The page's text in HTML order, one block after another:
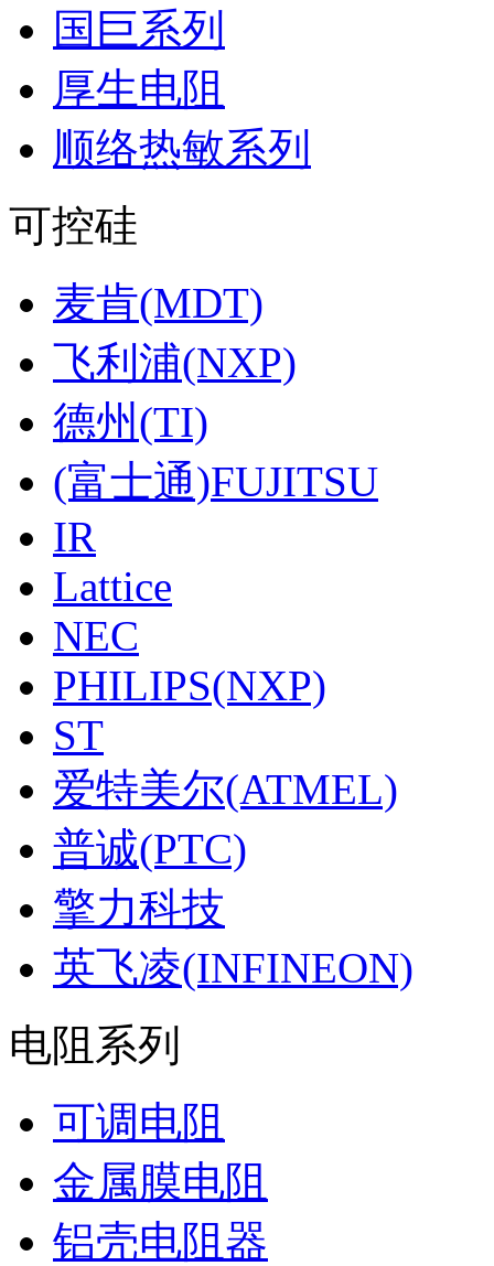
国巨系列
厚生电阻
顺络热敏系列
可控硅
麦肯(MDT)
飞利浦(NXP)
德州(TI)
(富士通)FUJITSU
IR
Lattice
NEC
PHILIPS(NXP)
ST
爱特美尔(ATMEL)
普诚(PTC)
擎力科技
英飞凌(INFINEON)
电阻系列
可调电阻
金属膜电阻
铝壳电阻器